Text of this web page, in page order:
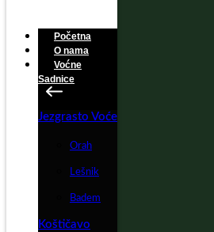
Početna
O nama
Voćne
Sadnice
Jezgrasto Voće
Orah
Lešnik
Badem
Koštičavo